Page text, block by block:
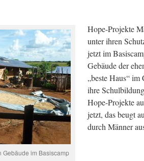
Gebäude im Basiscamp
Hope-Projekte
unter ihren
jetzt im
Gebäude der
„beste Haus“
ihre
Hope-Projekte
jetzt, das beugt
durch Männer